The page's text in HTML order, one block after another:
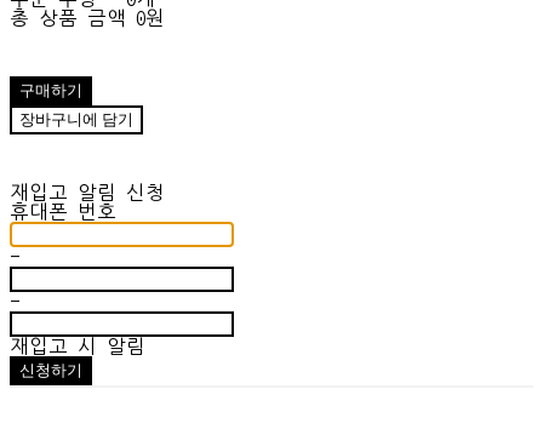
총 상품 금액
0원
구매하기
장바구니에 담기
재입고 알림 신청
휴대폰 번호
-
-
재입고 시 알림
신청하기